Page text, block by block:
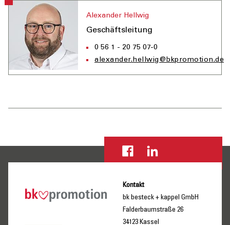
Alexander Hellwig
Geschäftsleitung
0 56 1 - 20 75 07-0
alexander.hellwig@bkpromotion.de
Kontakt
bk besteck + kappel GmbH
Falderbaumstraße 26
34123 Kassel